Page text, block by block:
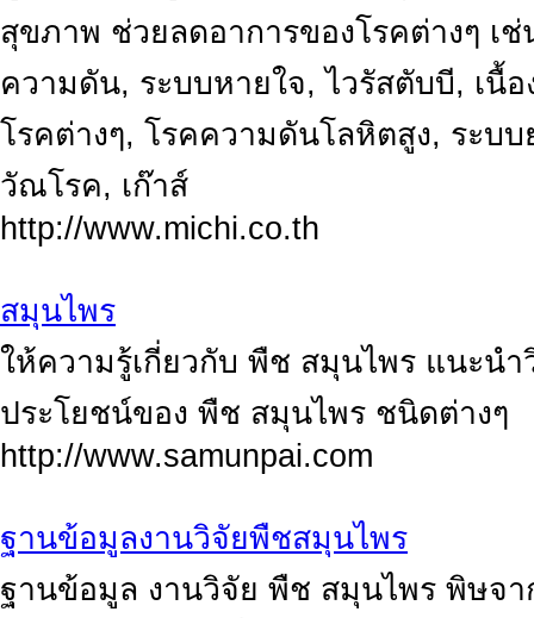
สุขภาพ ช่วยลดอาการของโรคต่างๆ เ
ความดัน, ระบบหายใจ, ไวรัสตับบี, เนื้
โรคต่างๆ, โรคความดันโลหิตสูง, ระบบ
วัณโรค, เก๊าส์
http://www.michi.co.th
สมุนไพร
ให้ความรู้เกี่ยวกับ พืช สมุนไพร แนะน
ประโยชน์ของ พืช สมุนไพร ชนิดต่างๆ
http://www.samunpai.com
ฐานข้อมูลงานวิจัยพืชสมุนไพร
ฐานข้อมูล งานวิจัย พืช สมุนไพร พิษจ